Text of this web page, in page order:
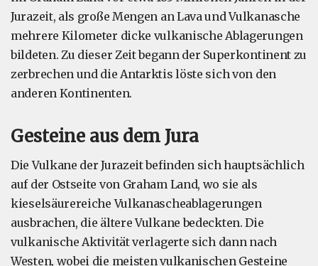
Jurazeit, als große Mengen an Lava und Vulkanasche
mehrere Kilometer dicke vulkanische Ablagerungen
bildeten. Zu dieser Zeit begann der Superkontinent zu
zerbrechen und die Antarktis löste sich von den
anderen Kontinenten.
Gesteine aus dem Jura
Die Vulkane der Jurazeit befinden sich hauptsächlich
auf der Ostseite von Graham Land, wo sie als
kieselsäurereiche Vulkanascheablagerungen
ausbrachen, die ältere Vulkane bedeckten. Die
vulkanische Aktivität verlagerte sich dann nach
Westen, wobei die meisten vulkanischen Gesteine